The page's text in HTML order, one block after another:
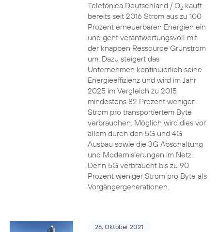
Telefónica Deutschland / O2kauft
bereits seit 2016 Strom aus zu 100
Prozent erneuerbaren Energien ein
und geht verantwortungsvoll mit
der knappen Ressource Grünstrom
um. Dazu steigert das
Unternehmen kontinuierlich seine
Energieeffizienz und wird im Jahr
2025 im Vergleich zu 2015
mindestens 82 Prozent weniger
Strom pro transportiertem Byte
verbrauchen. Möglich wird dies vor
allem durch den 5G und 4G
Ausbau sowie die 3G Abschaltung
und Modernisierungen im Netz.
Denn 5G verbraucht bis zu 90
Prozent weniger Strom pro Byte als
Vorgängergenerationen.
26. Oktober 2021